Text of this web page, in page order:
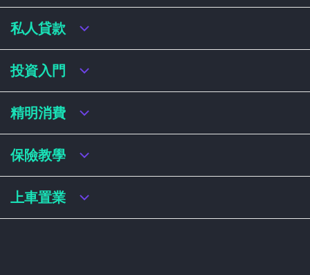
虛擬銀行迎新優惠
虛擬銀行存款利率比較
虛擬銀行銀扣賬卡 / 信用卡
虛擬銀行貸款
私人貸款
私人貸款年利率比較
網上即批貸款
結餘轉戶
稅務貸款
財務公司貸款
投資入門
港股戶口收費及迎新優惠
基金平台比較
買加密貨幣教學
精明消費
網購信用卡
飛行里數信用卡
學生信用卡
保險教學
買保險基本概念
上車置業